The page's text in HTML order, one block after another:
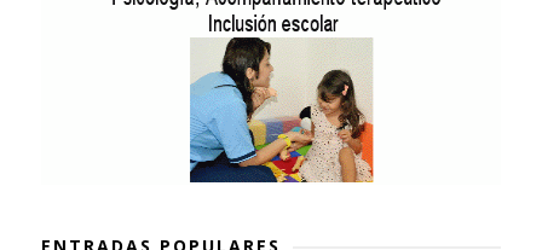
ENTRADAS POPULARES